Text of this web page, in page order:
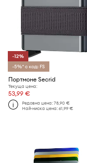
-12%
-5%* с код: FS
Портмоне Secrid
Текуща цена:
53,99 €
Редовна цена:78,90 €
Най-ниска цена:61,99 €